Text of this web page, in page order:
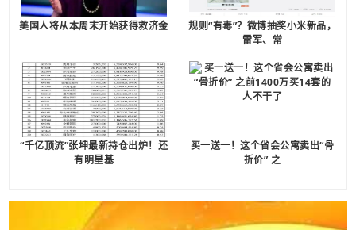
美国人将从本周末开始获得救济金
规则“有毒”？微博抽奖小米新品，
雷军、常
“千亿顶流”张坤最新持仓出炉！还
有明星基
买一送一！这个省会公寓卖出“骨
折价” 之